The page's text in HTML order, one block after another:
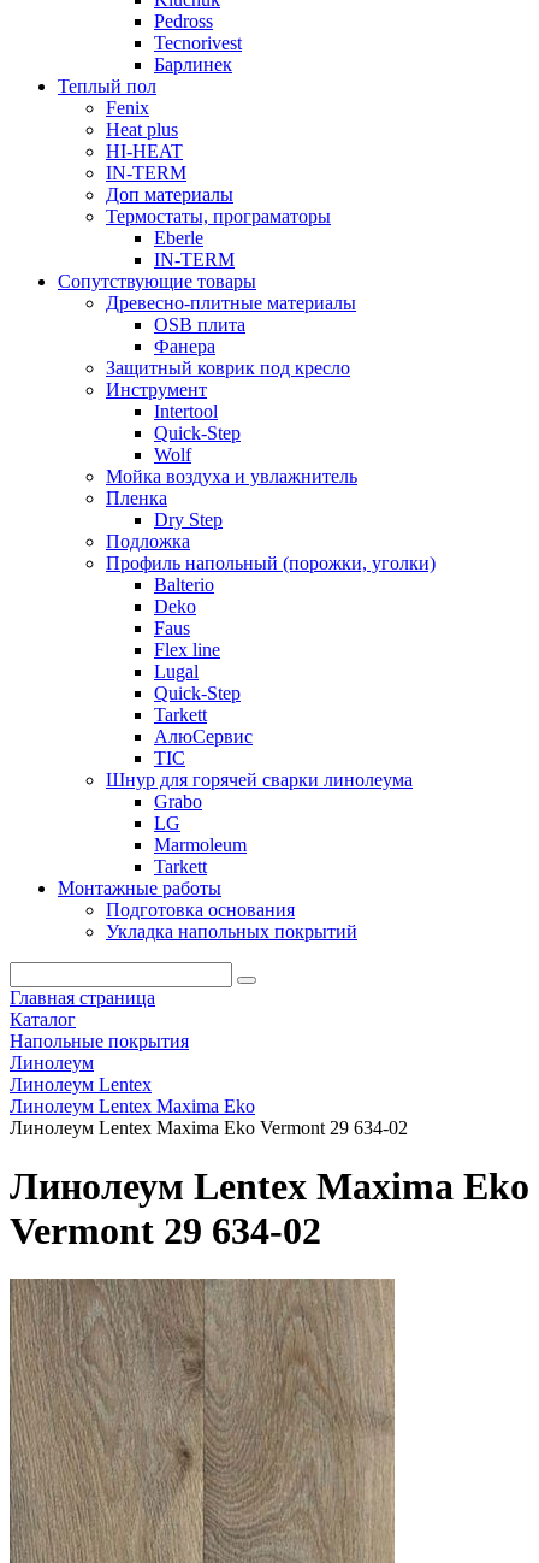
Pedross
Tecnorivest
Барлинек
Теплый пол
Fenix
Heat plus
HI-HEAT
IN-TERM
Доп материалы
Термостаты, програматоры
Eberle
IN-TERM
Сопутствующие товары
Древесно-плитные материалы
OSB плита
Фанера
Защитный коврик под кресло
Инструмент
Intertool
Quick-Step
Wolf
Мойка воздуха и увлажнитель
Пленка
Dry Step
Подложка
Профиль напольный (порожки, уголки)
Balterio
Deko
Faus
Flex line
Lugal
Quick-Step
Tarkett
АлюСервис
ТІС
Шнур для горячей сварки линолеума
Grabo
LG
Marmoleum
Tarkett
Монтажные работы
Подготовка основания
Укладка напольных покрытий
Главная страница
Каталог
Напольные покрытия
Линолеум
Линолеум Lentex
Линолеум Lentex Maxima Eko
Линолеум Lentex Maxima Eko Vermont 29 634-02
Линолеум Lentex Maxima Eko
Vermont 29 634-02